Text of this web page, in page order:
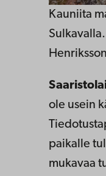
Kauniita
Henriksson
ole usein
paikalle
mukavaa